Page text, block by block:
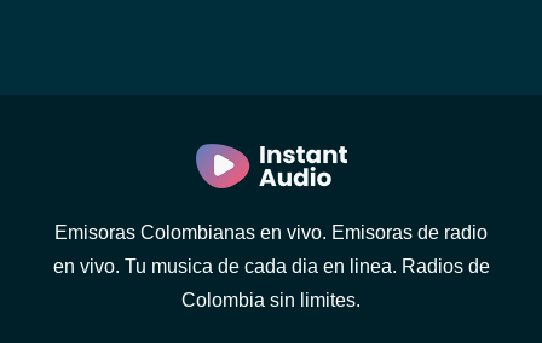
Emisoras Colombianas en vivo. Emisoras de radio
en vivo. Tu musica de cada dia en linea. Radios de
Colombia sin limites.